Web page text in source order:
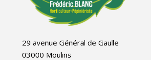
29 avenue Général de Gaulle
03000 Moulins